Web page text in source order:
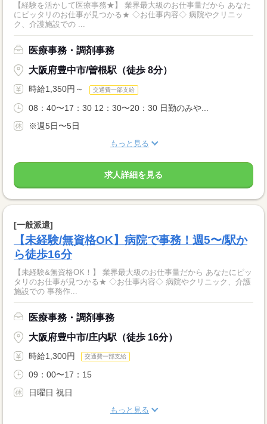
【経験を活かして医療事務★】 業界最大級のお仕事量だから あなた
にピッタリのお仕事が見つかる★ ◇お仕事内容◇ 病院やクリニッ
ク、介護施設での ...
医療事務・調剤事務
大阪府豊中市/曽根駅（徒歩 8分）
時給1,350円～ 交通費一部支給
08：40〜17：30 12：30〜20：30 日勤のみや...
※週5日〜5日
もっと見る
求人詳細を見る
[一般派遣]
【未経験/無資格OK】病院で事務！週5〜/駅か
ら徒歩16分
【未経験&無資格OK！】 業界最大級のお仕事量だから あなたにピッ
タリのお仕事が見つかる★ ◇お仕事内容◇ 病院やクリニック、介護
施設での 事務作...
医療事務・調剤事務
大阪府豊中市/庄内駅（徒歩 16分）
時給1,300円 交通費一部支給
09：00〜17：15
日曜日 祝日
もっと見る